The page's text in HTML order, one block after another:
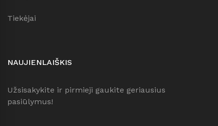
Tiekėjai
NAUJIENLAIŠKIS
Užsisakykite ir pirmieji gaukite geriausius
pasiūlymus!